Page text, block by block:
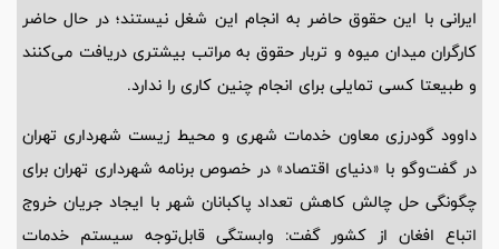
ایرانی با این حقوق حاضر به انجام این شغل نیستند؛ در حال حاضر
کارگران میدان میوه و تربار حقوق به مراتب بیشتری دریافت می‌کنند
و طبیعتا کسی تمایلی برای انجام چنین کاری را ندارد.
داوود گودرزی معاون خدمات شهری و محیط زیست شهرداری تهران
در گفت‌وگو با «دنیای اقتصاد» در خصوص برنامه شهرداری تهران برای
چگونگی حل چالش کاهش تعداد پاکبانان شهر با ایجاد جریان خروج
اتباع افغان از کشور گفت: وابستگی قابل‌توجه سیستم خدمات